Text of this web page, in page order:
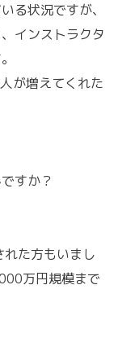
る状況ですが、
インストラクタ
が増えてくれた
すか？
た方もいまし
万円規模まで